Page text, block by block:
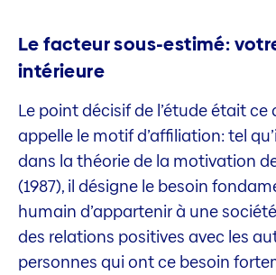
Le facteur sous-estimé:
intérieure
Le point décisif de l’étude était ce
appelle le motif d’affiliation: tel
dans la théorie de la motivation
(1987), il désigne le besoin
humain d’appartenir à une
des relations positives avec les
personnes qui ont ce besoin